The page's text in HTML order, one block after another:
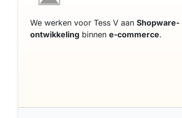
We werken voor Tess V aan Shopware-
ontwikkeling binnen e-commerce.